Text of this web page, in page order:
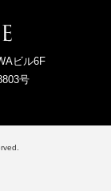
ビル6F
号